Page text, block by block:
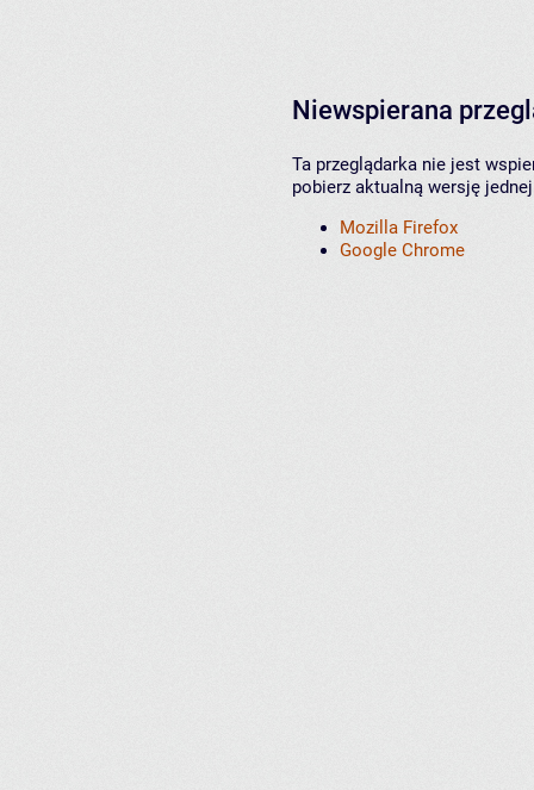
Niewspierana
Ta przeglądarka nie jest
pobierz aktualną wersję
Mozilla Firefox
Google Chrome